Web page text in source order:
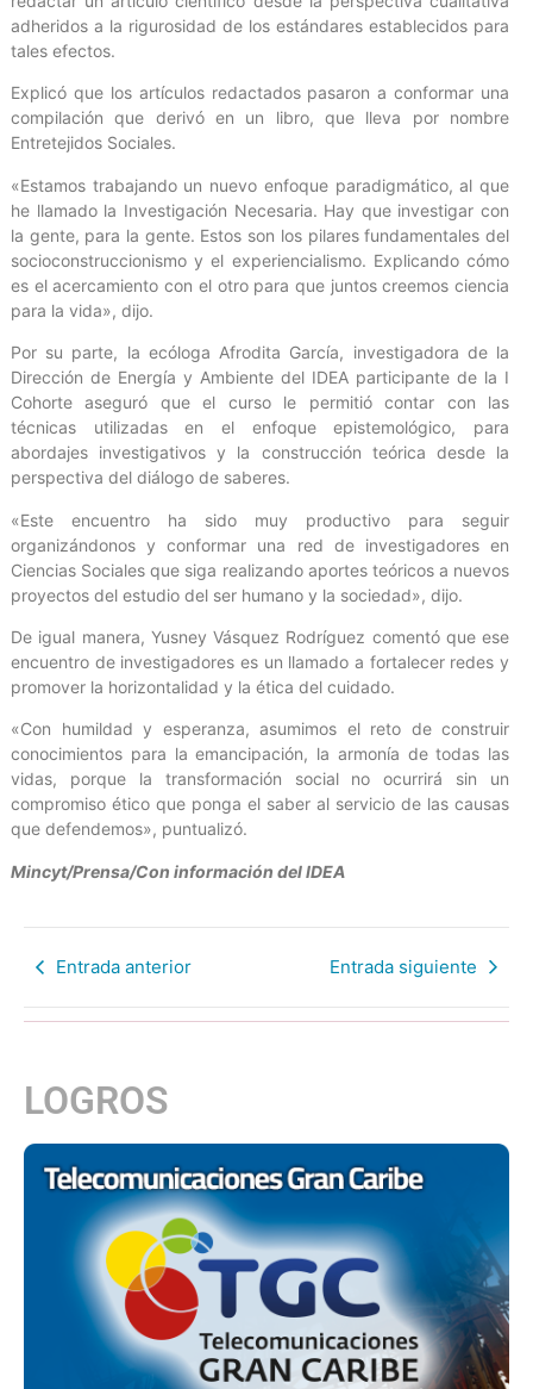
adheridos a la rigurosidad de los estándares establecidos para
tales efectos.
Explicó que los artículos redactados pasaron a conformar una
compilación que derivó en un libro, que lleva por nombre
Entretejidos Sociales.
«Estamos trabajando un nuevo enfoque paradigmático, al que
he llamado la Investigación Necesaria. Hay que investigar con
la gente, para la gente. Estos son los pilares fundamentales del
socioconstruccionismo y el experiencialismo. Explicando cómo
es el acercamiento con el otro para que juntos creemos ciencia
para la vida», dijo.
Por su parte, la ecóloga Afrodita García, investigadora de la
Dirección de Energía y Ambiente del IDEA participante de la I
Cohorte aseguró que el curso le permitió contar con las
técnicas utilizadas en el enfoque epistemológico, para
abordajes investigativos y la construcción teórica desde la
perspectiva del diálogo de saberes.
«Este encuentro ha sido muy productivo para seguir
organizándonos y conformar una red de investigadores en
Ciencias Sociales que siga realizando aportes teóricos a nuevos
proyectos del estudio del ser humano y la sociedad», dijo.
De igual manera, Yusney Vásquez Rodríguez comentó que ese
encuentro de investigadores es un llamado a fortalecer redes y
promover la horizontalidad y la ética del cuidado.
«Con humildad y esperanza, asumimos el reto de construir
conocimientos para la emancipación, la armonía de todas las
vidas, porque la transformación social no ocurrirá sin un
compromiso ético que ponga el saber al servicio de las causas
que defendemos», puntualizó.
Mincyt/Prensa/Con información del IDEA
Entrada anterior Entrada siguiente
LOGROS